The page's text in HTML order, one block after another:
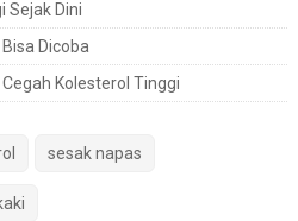
Sejak Dini
Dicoba
Kolesterol Tinggi
sesak napas